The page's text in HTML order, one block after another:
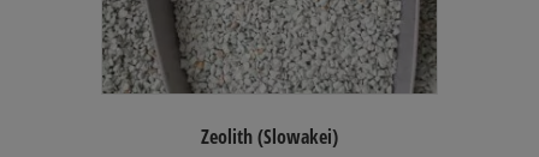
werden
Zeolith (Slowakei)